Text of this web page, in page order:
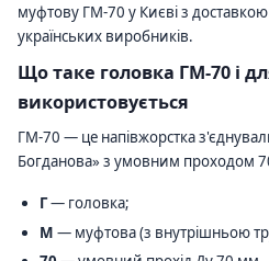
муфтову ГМ-70 у Києві з доставкою
українських виробників.
Що таке головка ГМ-70 і
використовується
ГМ-70 — це напівжорстка
Богданова» з умовним проходом
Г— головка;
М — муфтова (з внутрішньою